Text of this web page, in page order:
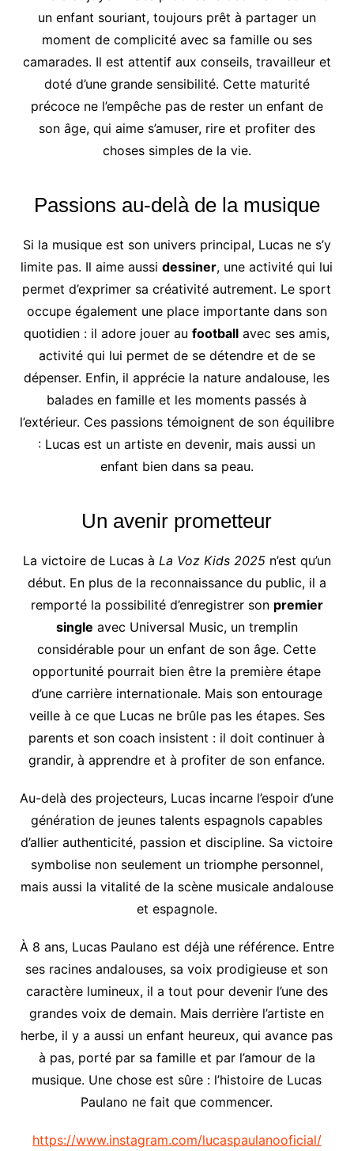
un enfant souriant, toujours prêt à partager un
moment de complicité avec sa famille ou ses
camarades. Il est attentif aux conseils, travailleur et
doté d’une grande sensibilité. Cette maturité
précoce ne l’empêche pas de rester un enfant de
son âge, qui aime s’amuser, rire et profiter des
choses simples de la vie.
Passions au-delà de la musique
Si la musique est son univers principal, Lucas ne s’y
limite pas. Il aime aussidessiner, une activité qui lui
permet d’exprimer sa créativité autrement. Le sport
occupe également une place importante dans son
quotidien : il adore jouer aufootball avec ses amis,
activité qui lui permet de se détendre et de se
dépenser. Enfin, il apprécie la nature andalouse, les
balades en famille et les moments passés à
l’extérieur. Ces passions témoignent de son équilibre
: Lucas est un artiste en devenir, mais aussi un
enfant bien dans sa peau.
Un avenir prometteur
La victoire de Lucas à La Voz Kids 2025n’est qu’un
début. En plus de la reconnaissance du public, il a
remporté la possibilité d’enregistrer son premier
single avec Universal Music, un tremplin
considérable pour un enfant de son âge. Cette
opportunité pourrait bien être la première étape
d’une carrière internationale. Mais son entourage
veille à ce que Lucas ne brûle pas les étapes. Ses
parents et son coach insistent : il doit continuer à
grandir, à apprendre et à profiter de son enfance.
Au-delà des projecteurs, Lucas incarne l’espoir d’une
génération de jeunes talents espagnols capables
d’allier authenticité, passion et discipline. Sa victoire
symbolise non seulement un triomphe personnel,
mais aussi la vitalité de la scène musicale andalouse
et espagnole.
À 8 ans, Lucas Paulano est déjà une référence. Entre
ses racines andalouses, sa voix prodigieuse et son
caractère lumineux, il a tout pour devenir l’une des
grandes voix de demain. Mais derrière l’artiste en
herbe, il y a aussi un enfant heureux, qui avance pas
à pas, porté par sa famille et par l’amour de la
musique. Une chose est sûre : l’histoire de Lucas
Paulano ne fait que commencer.
https://www.instagram.com/lucaspaulanooficial/